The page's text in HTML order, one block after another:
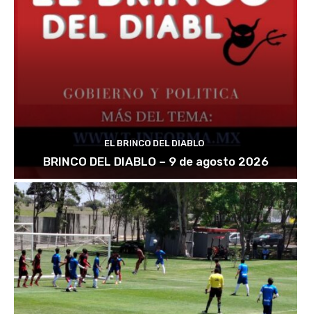
EL BRINCO DEL DIABLO
BRINCO DEL DIABLO – 9 de agosto 2026